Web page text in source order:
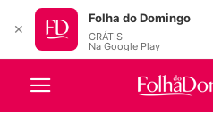
✕
Folha do Domingo
GRÁTIS
Na Google Play